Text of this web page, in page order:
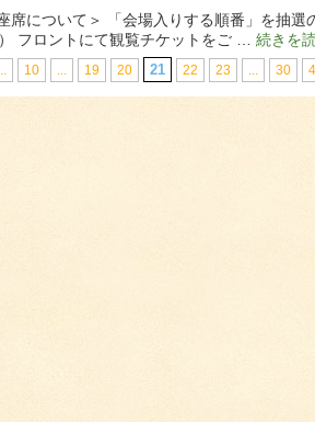
について＞ 「会場入りする順番」を抽選
フロントにて観覧チケットをご … 続きを
10 ... 19 20 21 22 23 ... 30